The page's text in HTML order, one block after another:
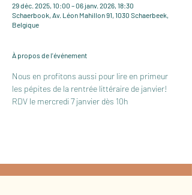
29 déc. 2025, 10:00 – 06 janv. 2026, 18:30
Schaerbook, Av. Léon Mahillon 91, 1030 Schaerbeek,
Belgique
À propos de l'événement
Nous en profitons aussi pour lire en primeur
les pépites de la rentrée littéraire de janvier!
RDV le mercredi 7 janvier dès 10h